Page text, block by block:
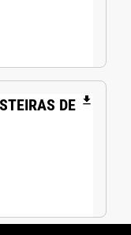
DE file_download